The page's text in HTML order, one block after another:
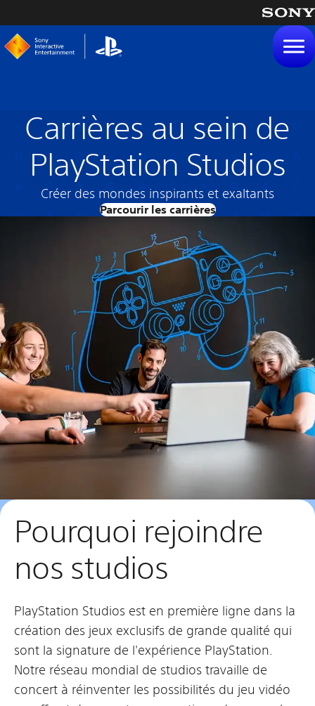
Carrières au sein de
PlayStation Studios
Créer des mondes inspirants et exaltants
Parcourir les carrières
Pourquoi rejoindre
nos studios
PlayStation Studios est en première ligne dans la
création des jeux exclusifs de grande qualité qui
sont la signature de l'expérience PlayStation.
Notre réseau mondial de studios travaille de
concert à réinventer les possibilités du jeu vidéo